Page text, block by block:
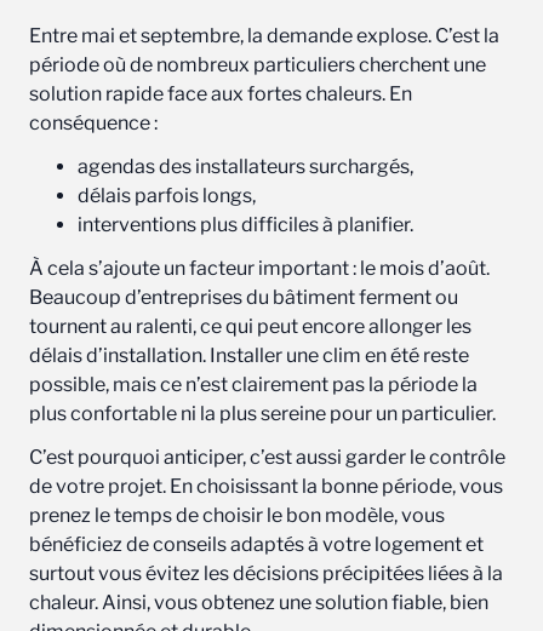
Entre mai et septembre, la demande explose. C’est la
période où de nombreux particuliers cherchent une
solution rapide face aux fortes chaleurs. En
conséquence :
agendas des installateurs surchargés,
délais parfois longs,
interventions plus difficiles à planifier.
À cela s’ajoute un facteur important : le mois d’août.
Beaucoup d’entreprises du bâtiment ferment ou
tournent au ralenti, ce qui peut encore allonger les
délais d’installation. Installer une clim en été reste
possible, mais ce n’est clairement pas la période la
plus confortable ni la plus sereine pour un particulier.
C’est pourquoi anticiper, c’est aussi garder le contrôle
de votre projet. En choisissant la bonne période, vous
prenez le temps de choisir le bon modèle, vous
bénéficiez de conseils adaptés à votre logement et
surtout vous évitez les décisions précipitées liées à la
chaleur. Ainsi, vous obtenez une solution fiable, bien